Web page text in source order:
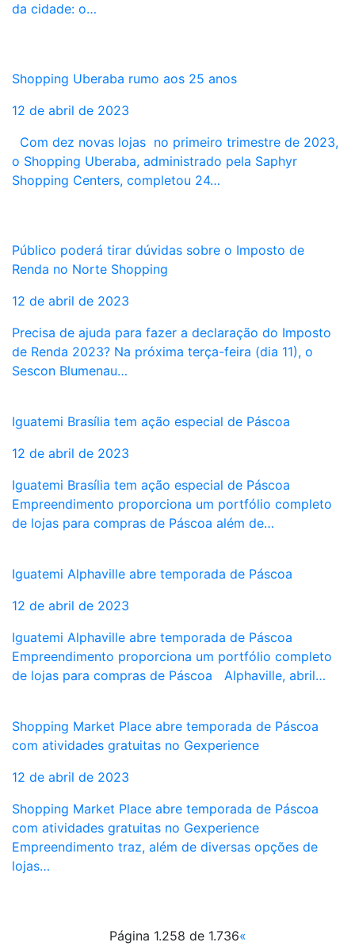
da cidade: o…
Shopping Uberaba rumo aos 25 anos
12 de abril de 2023
Com dez novas lojas no primeiro trimestre de 2023,
o Shopping Uberaba, administrado pela Saphyr
Shopping Centers, completou 24…
Público poderá tirar dúvidas sobre o Imposto de
Renda no Norte Shopping
12 de abril de 2023
Precisa de ajuda para fazer a declaração do Imposto
de Renda 2023? Na próxima terça-feira (dia 11), o
Sescon Blumenau…
Iguatemi Brasília tem ação especial de Páscoa
12 de abril de 2023
Iguatemi Brasília tem ação especial de Páscoa
Empreendimento proporciona um portfólio completo
de lojas para compras de Páscoa além de…
Iguatemi Alphaville abre temporada de Páscoa
12 de abril de 2023
Iguatemi Alphaville abre temporada de Páscoa
Empreendimento proporciona um portfólio completo
de lojas para compras de Páscoa Alphaville, abril…
Shopping Market Place abre temporada de Páscoa
com atividades gratuitas no Gexperience
12 de abril de 2023
Shopping Market Place abre temporada de Páscoa
com atividades gratuitas no Gexperience
Empreendimento traz, além de diversas opções de
lojas…
Página 1.258 de 1.736«